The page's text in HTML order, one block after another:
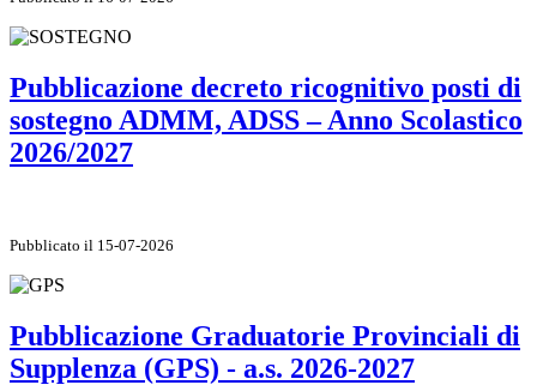
Pubblicazione decreto ricognitivo posti di
sostegno ADMM, ADSS – Anno Scolastico
2026/2027
Pubblicato il 15-07-2026
Pubblicazione Graduatorie Provinciali di
Supplenza (GPS) - a.s. 2026-2027